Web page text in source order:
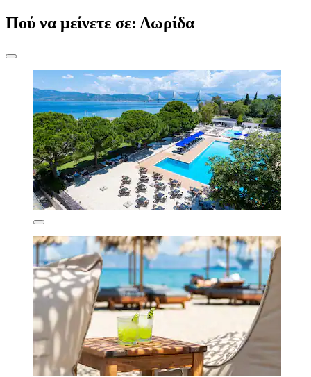
Πού να μείνετε σε: Δωρίδα